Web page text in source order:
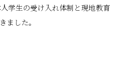
学生の受け入れ体制と現地教育
ました。